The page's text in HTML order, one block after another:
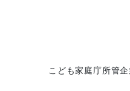
こども家庭庁所管